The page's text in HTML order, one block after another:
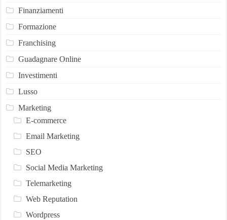
Finanziamenti
Formazione
Franchising
Guadagnare Online
Investimenti
Lusso
Marketing
E-commerce
Email Marketing
SEO
Social Media Marketing
Telemarketing
Web Reputation
Wordpress